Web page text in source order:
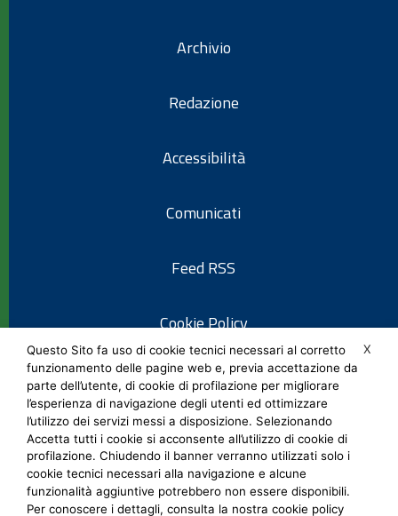
Archivio
Redazione
Accessibilità
Comunicati
Feed RSS
Cookie Policy
Informativa privacy
Note legali
Social Media Policy
X
Questo Sito fa uso di cookie tecnici necessari al corretto
funzionamento delle pagine web e, previa accettazione da
parte dell’utente, di cookie di profilazione per migliorare
l’esperienza di navigazione degli utenti ed ottimizzare
l’utilizzo dei servizi messi a disposizione. Selezionando
Accetta tutti i cookie si acconsente all’utilizzo di cookie di
profilazione. Chiudendo il banner verranno utilizzati solo i
cookie tecnici necessari alla navigazione e alcune
funzionalità aggiuntive potrebbero non essere disponibili.
Per conoscere i dettagli, consulta la nostra cookie policy